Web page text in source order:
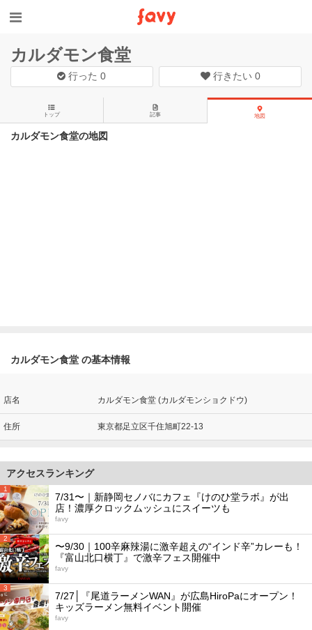
カルダモン食堂
行った0 行きたい 0
トップ 記事 地図
カルダモン食堂の地図
カルダモン食堂 の基本情報
店名 カルダモン食堂 (カルダモンショクドウ)
住所 東京都足立区千住旭町22-13
アクセスランキング
1
7/31〜｜新静岡セノバにカフェ『けのひ堂ラボ』が出
店！濃厚クロックムッシュにスイーツも
favy
2
〜9/30｜100辛麻辣湯に激辛超えの“インド辛”カレーも！
『富山北口横丁』で激辛フェス開催中
favy
3
7/27│『尾道ラーメンWAN』が広島HiroPaにオープン！
キッズラーメン無料イベント開催
favy